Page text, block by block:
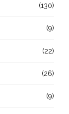
(130)
(9)
(22)
(26)
(9)